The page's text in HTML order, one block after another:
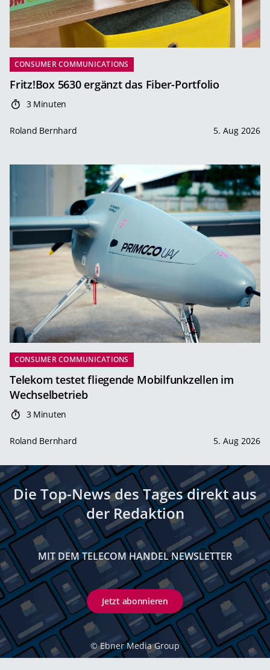
CONSUMER COMMUNICATIONS
Fritz!Box 5630 ergänzt das Fiber-Portfolio
3 Minuten
Roland Bernhard 5. Aug 2026
CONSUMER COMMUNICATIONS
Telekom testet fliegende Mobilfunkzellen im
Wechselbetrieb
3 Minuten
Roland Bernhard 5. Aug 2026
Die Top-News des Tages direkt aus
der Redaktion
MIT DEM TELECOM HANDEL NEWSLETTER
Jetzt abonnieren
© Ebner Media Group